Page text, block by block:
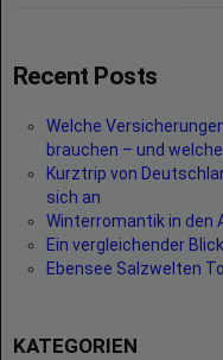
Recent Posts
Welche
brauchen – und
Kurztrip von
sich an
Winterromantik in den
Ein vergleichender
Ebensee Salzwelten
KATEGORIEN